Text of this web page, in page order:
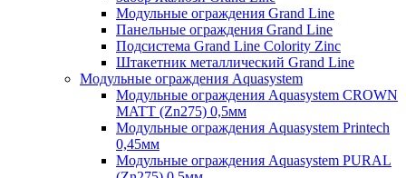
Модульные ограждения Grand Line
Панельные ограждения Grand Line
Подсистема Grand Line Colority Zinc
Штакетник металлический Grand Line
Модульные ограждения Aquasystem
Модульные ограждения Aquasystem CROWN
MATT (Zn275) 0,5мм
Модульные ограждения Aquasystem Printech
0,45мм
Модульные ограждения Aquasystem PURAL